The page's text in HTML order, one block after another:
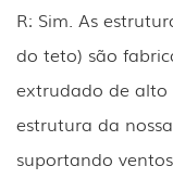
R: Sim. As
do teto) são
extrudado de alto
estrutura da
suportando